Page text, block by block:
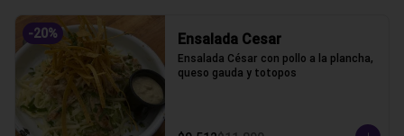
-20% Ensalada Cesar
Ensalada César con pollo a la plancha,
queso gauda y totopos